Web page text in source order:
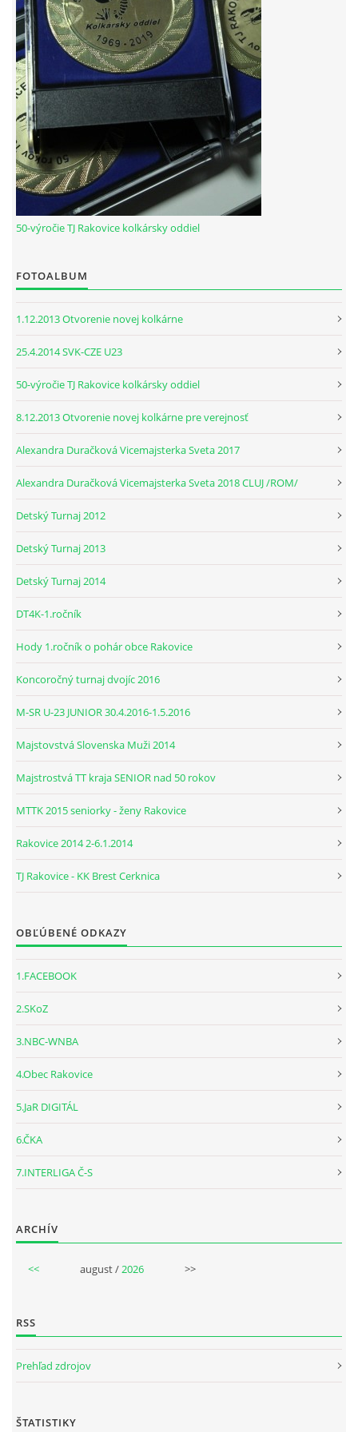
HODOVÝ TURNAJ
VIDEÁ Z RAKOVÍC
GPS SÚRADNICE
REKORDY NA KOLKÁRNI TJ RAKOVICE
Telovýchovná jednota Rakovice
DIČ: 2023718323
SK51 0900 0000 0002 8093 8342
© 2026 eStránky.sk
50-výročie TJ Rakovice kolkársky oddiel
FOTOALBUM
1.12.2013 Otvorenie novej kolkárne
25.4.2014 SVK-CZE U23
50-výročie TJ Rakovice kolkársky oddiel
8.12.2013 Otvorenie novej kolkárne pre verejnosť
Alexandra Duračková Vicemajsterka Sveta 2017
Alexandra Duračková Vicemajsterka Sveta 2018 CLUJ /ROM/
Detský Turnaj 2012
Detský Turnaj 2013
Detský Turnaj 2014
DT4K-1.ročník
Hody 1.ročník o pohár obce Rakovice
Koncoročný turnaj dvojíc 2016
M-SR U-23 JUNIOR 30.4.2016-1.5.2016
Majstovstvá Slovenska Muži 2014
Majstrostvá TT kraja SENIOR nad 50 rokov
MTTK 2015 seniorky - ženy Rakovice
Rakovice 2014 2-6.1.2014
TJ Rakovice - KK Brest Cerknica
OBĽÚBENÉ ODKAZY
1.FACEBOOK
2.SKoZ
3.NBC-WNBA
4.Obec Rakovice
5.JaR DIGITÁL
6.ČKA
7.INTERLIGA Č-S
ARCHÍV
<< august /2026 >>
RSS
Prehľad zdrojov
ŠTATISTIKY